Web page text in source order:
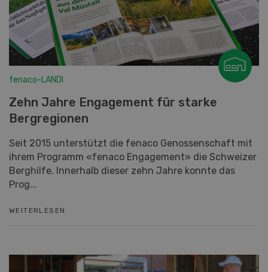
fenaco-LANDI
Zehn Jahre Engagement für starke
Bergregionen
Seit 2015 unterstützt die fenaco Genossenschaft mit
ihrem Programm «fenaco Engagement» die Schweizer
Berghilfe. Innerhalb dieser zehn Jahre konnte das